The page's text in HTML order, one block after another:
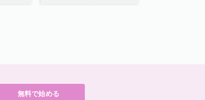
無料で始める